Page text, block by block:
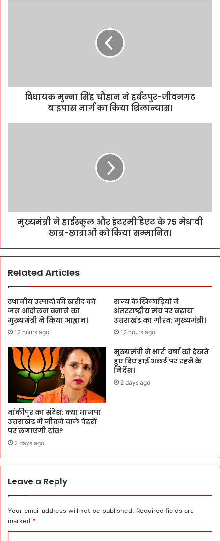
विधायक मुन्ना सिंह चौहान ने हर्बटपुर-जीवनगढ़
बाइपास मार्ग का किया शिलान्यास।
मुख्यमंत्री ने हाईस्कूल और इंटरमीडिएट के 75 मेधावी
छात्र-छात्राओं को किया सम्मानित।
Related Articles
स्थानीय उत्पादों की खरीद को
जन आंदोलन बनाने का
मुख्यमंत्री ने किया आह्वान।
12 hours ago
राज्य के खिलाड़ियों ने
अंतरराष्ट्रीय मंच पर बढ़ाया
उत्तराखंड का गौरव: मुख्यमंत्री।
12 hours ago
बांकीपुर का संदेश: क्या भाजपा
उत्तराखंड में जीतने वाले चेहरों
पर लगाएगी दांव?
2 days ago
मुख्यमंत्री ने भारी वर्षा को देखते
हुए दिए हाई अलर्ट पर रहने के
निर्देश।
2 days ago
Leave a Reply
Your email address will not be published. Required fields are
marked *